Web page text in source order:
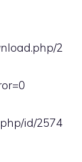
2
id/2574